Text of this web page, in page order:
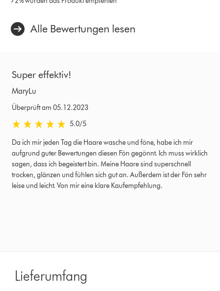
Alle Bewertungen lesen
Super effektiv!
MaryLu
Überprüft am 05.12.2023
5.0 von 5 Sternen in Überprüft am 05.12.2023 Bewertungen
5.0/5
Da ich mir jeden Tag die Haare wasche und föne, habe ich mir
aufgrund guter Bewertungen diesen Fön gegönnt. Ich muss wirklich
sagen, dass ich begeistert bin. Meine Haare sind superschnell
trocken, glänzen und fühlen sich gut an. Außerdem ist der Fön sehr
leise und leicht. Von mir eine klare Kaufempfehlung.
Lieferumfang